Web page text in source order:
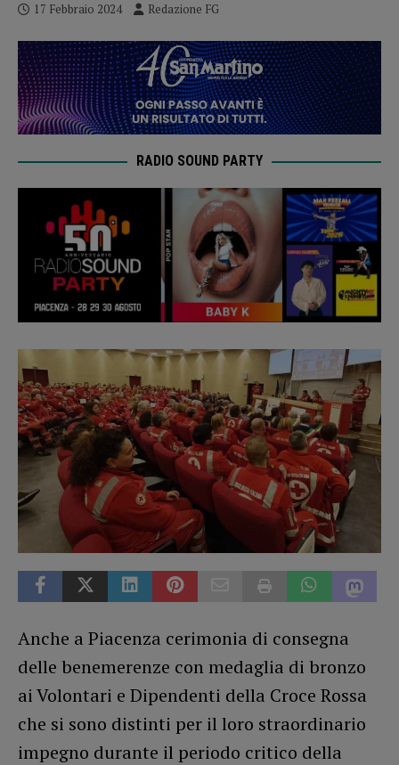
17 Febbraio 2024 Redazione FG
RADIO SOUND PARTY
Anche a Piacenza cerimonia di consegna
delle benemerenze con medaglia di bronzo
ai Volontari e Dipendenti della Croce Rossa
che si sono distinti per il loro straordinario
impegno durante il periodo critico della